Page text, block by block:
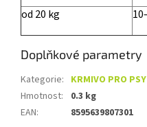
od 20 kg
Doplňkové parametry
Kategorie: KRMIVO PRO PSY
Hmotnost:
0.3 kg
EAN: 8595639807301